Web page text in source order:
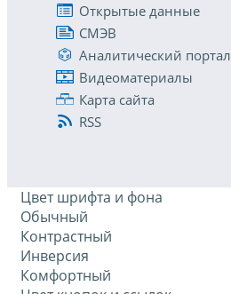
Открытые данные
СМЭВ
Аналитический портал
Видеоматериалы
Карта сайта
RSS
Цвет шрифта и фона
Обычный
Контрастный
Инверсия
Комфортный